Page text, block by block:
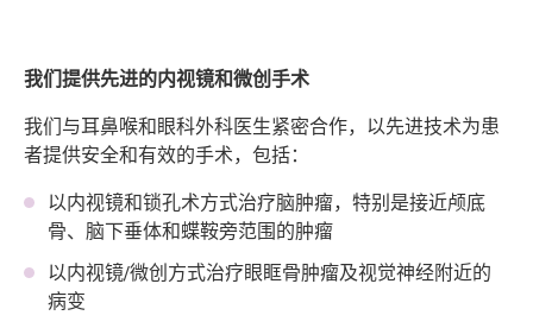
我们提供先进的内视镜和微创手术
我们与耳鼻喉和眼科外科医生紧密合作，以先进技术为患
者提供安全和有效的手术，包括：
以内视镜和锁孔术方式治疗脑肿瘤，特别是接近颅底
骨、脑下垂体和蝶鞍旁范围的肿瘤
以内视镜/微创方式治疗眼眶骨肿瘤及视觉神经附近的
病变